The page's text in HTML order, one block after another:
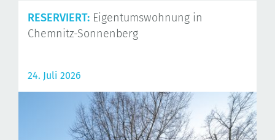
RESERVIERT: Eigentumswohnung in
Chemnitz-Sonnenberg
24. Juli 2026